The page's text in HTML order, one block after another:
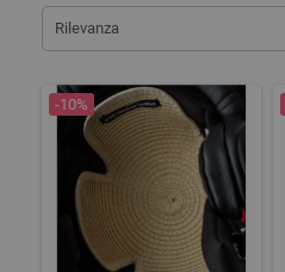
Rilevanza
-10%